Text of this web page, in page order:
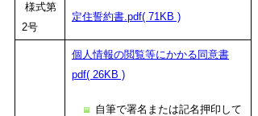
様式第
2号
定住誓約書.pdf( 71KB )
個人情報の閲覧等にかかる同意書
pdf( 26KB )
自筆で署名または記名押印して